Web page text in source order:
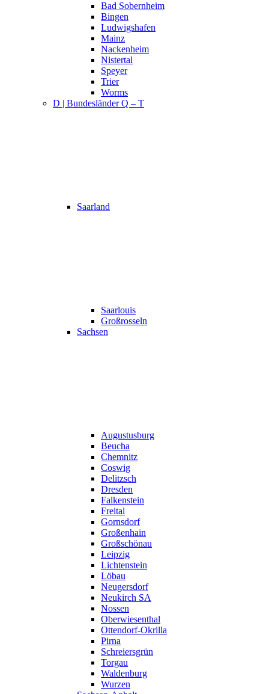
Bad Sobernheim
Bingen
Ludwigshafen
Mainz
Nackenheim
Nistertal
Speyer
Trier
Worms
D | Bundesländer Q – T
Saarland
Saarlouis
Großrosseln
Sachsen
Augustusburg
Beucha
Chemnitz
Coswig
Delitzsch
Dresden
Falkenstein
Freital
Gornsdorf
Großenhain
Großschönau
Leipzig
Lichtenstein
Löbau
Neugersdorf
Neukirch SA
Nossen
Oberwiesenthal
Ottendorf-Okrilla
Pirna
Schreiersgrün
Torgau
Waldenburg
Wurzen